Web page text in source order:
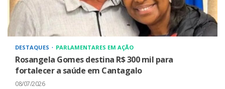
DESTAQUES PARLAMENTARES EM AÇÃO
Rosangela Gomes destina R$ 300 mil para
fortalecer a saúde em Cantagalo
08/07/2026